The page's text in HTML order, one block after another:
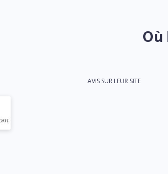
AVIS SUR LEUR SITE